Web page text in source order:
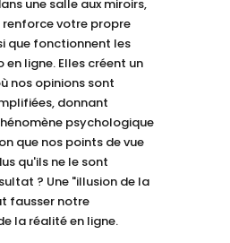
une salle aux miroirs,
votre propre
que fonctionnent les
ligne. Elles créent un
nos opinions sont
donnant
psychologique
que nos points de vue
qu'ils ne le sont
? Une "illusion de la
fausser notre
la réalité en ligne.